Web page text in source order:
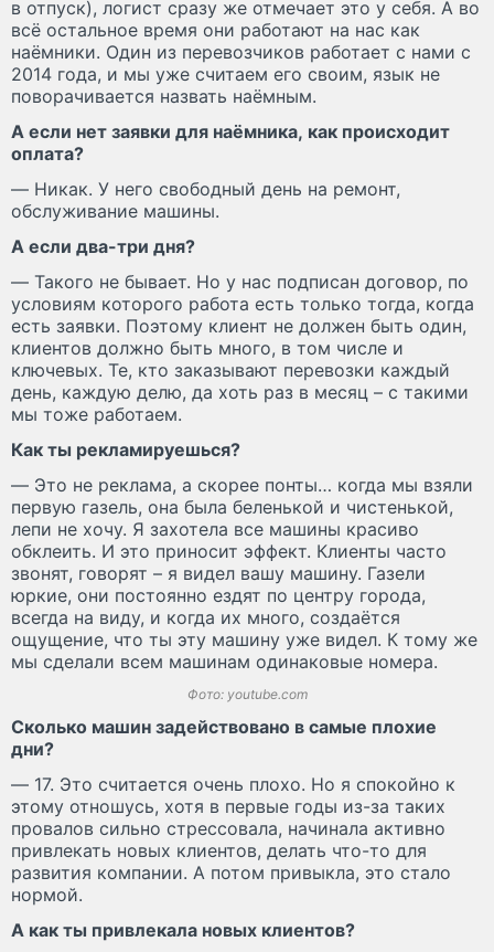
в отпуск), логист сразу же отмечает это у себя. А во
всё остальное время они работают на нас как
наёмники. Один из перевозчиков работает с нами с
2014 года, и мы уже считаем его своим, язык не
поворачивается назвать наёмным.
А если нет заявки для наёмника, как происходит
оплата?
— Никак. У него свободный день на ремонт,
обслуживание машины.
А если два-три дня?
— Такого не бывает. Но у нас подписан договор, по
условиям которого работа есть только тогда, когда
есть заявки. Поэтому клиент не должен быть один,
клиентов должно быть много, в том числе и
ключевых. Те, кто заказывают перевозки каждый
день, каждую делю, да хоть раз в месяц – с такими
мы тоже работаем.
Как ты рекламируешься?
— Это не реклама, а скорее понты… когда мы взяли
первую газель, она была беленькой и чистенькой,
лепи не хочу. Я захотела все машины красиво
обклеить. И это приносит эффект. Клиенты часто
звонят, говорят – я видел вашу машину. Газели
юркие, они постоянно ездят по центру города,
всегда на виду, и когда их много, создаётся
ощущение, что ты эту машину уже видел. К тому же
мы сделали всем машинам одинаковые номера.
Фото: youtube.com
Сколько машин задействовано в самые плохие
дни?
— 17. Это считается очень плохо. Но я спокойно к
этому отношусь, хотя в первые годы из-за таких
провалов сильно стрессовала, начинала активно
привлекать новых клиентов, делать что-то для
развития компании. А потом привыкла, это стало
нормой.
А как ты привлекала новых клиентов?